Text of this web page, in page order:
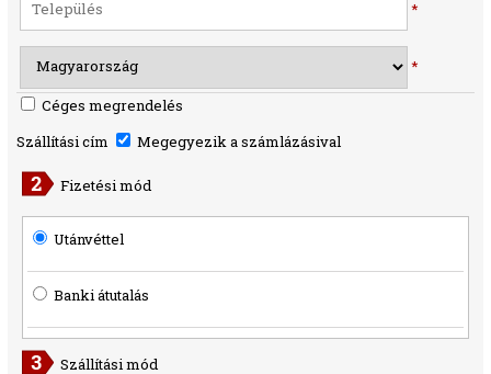
*
*
Céges megrendelés
Szállítási cím
Megegyezik a számlázásival
Fizetési mód
Utánvéttel
Banki átutalás
Szállítási mód